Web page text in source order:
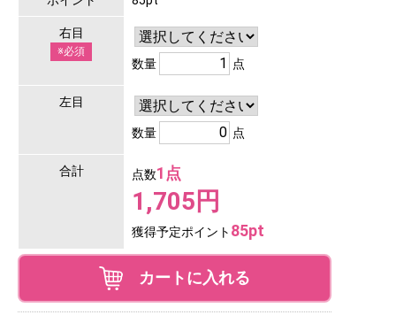
右目
※必須
数量 点
左目
数量 点
合計 点数1点
1,705円
獲得予定ポイント 85pt
カートに入れる